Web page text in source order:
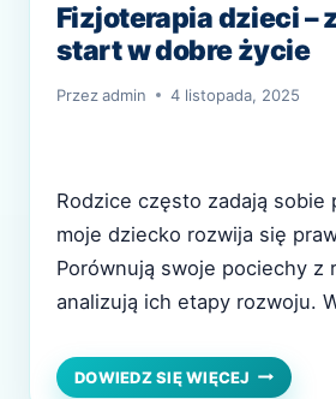
Fizjoterapia dzieci –
start w dobre życie
Przezadmin 4 listopada, 2025
Rodzice często zadają sobie
moje dziecko rozwija się
Porównują swoje pociechy z
analizują ich etapy rozwoju.
lub polegać na internetowych
DOWIEDZ SIĘ WIĘCEJ